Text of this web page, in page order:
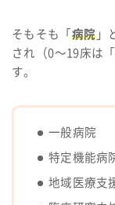
そもそも「 病院」
され（0〜19床は
す。
一般病院
特定機能病
地域医療支